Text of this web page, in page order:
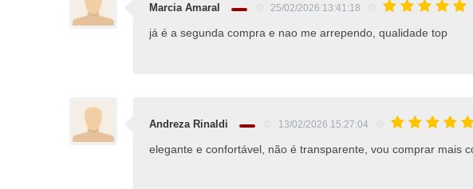
Marcia Amaral 25/02/2026 13:41:18
já é a segunda compra e nao me arrependo, qualidade top
Andreza Rinaldi 13/02/2026 15:27:04
elegante e confortável, não é transparente, vou comprar mais